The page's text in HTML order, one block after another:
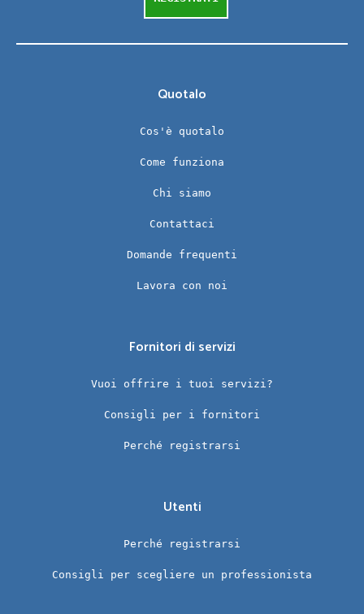
Quotalo
Cos'è quotalo
Come funziona
Chi siamo
Contattaci
Domande frequenti
Lavora con noi
Fornitori di servizi
Vuoi offrire i tuoi servizi?
Consigli per i fornitori
Perché registrarsi
Utenti
Perché registrarsi
Consigli per scegliere un professionista